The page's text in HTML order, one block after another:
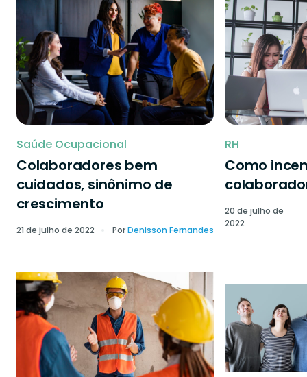
Saúde Ocupacional
Colaboradores bem
cuidados, sinônimo de
crescimento
21 de julho de 2022 PorDenisson Fernandes
RH
Como
20 de julho de
2022